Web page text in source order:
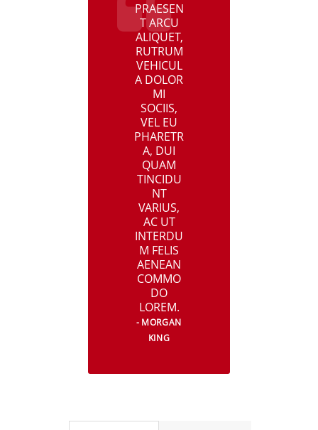
PRAESEN
T ARCU
ALIQUET,
RUTRUM
VEHICUL
A DOLOR
MI
SOCIIS,
VEL EU
PHARETR
A, DUI
QUAM
TINCIDU
NT
VARIUS,
AC UT
INTERDU
M FELIS
AENEAN
COMMO
DO
LOREM.
MORGAN
KING